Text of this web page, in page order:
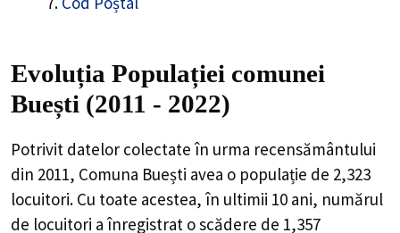
Evoluția Populației comunei
Potrivit datelor colectate în urma recensământului din
Comuna Buești avea o populație de
locuitori. Cu toate acestea, în ultimii 10 ani, numărul
de locuitori a înregistrat o scădere de1,357persoane,
reprezentând odiminuare de 58.42%în comparație cu
cifrele din recensământul din 2011. Prin urmare,